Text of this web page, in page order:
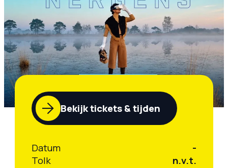
Bekijk tickets & tijden
Datum
-
Tolk
n.v.t.